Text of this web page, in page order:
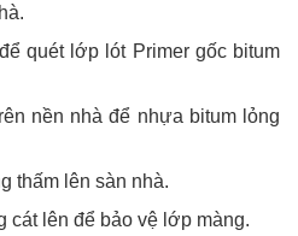
quét lớp lót Primer gốc bitum
nền nhà để nhựa bitum lỏng
thấm lên sàn nhà.
cát lên để bảo vệ lớp màng.